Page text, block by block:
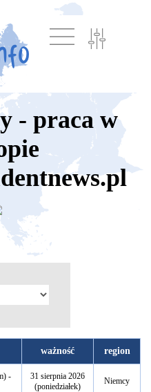
- praca w
ważność region
-
31 sierpnia 2026
(poniedziałek)
Niemcy